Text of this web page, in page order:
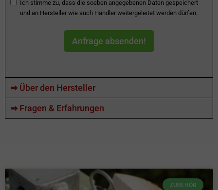
Ich stimme zu, dass die soeben angegebenen Daten gespeichert
und an Hersteller wie auch Händler weitergeleitet werden dürfen.
Anfrage absenden!
➡ Über den Hersteller
➡ Fragen & Erfahrungen
ZUBEHÖR